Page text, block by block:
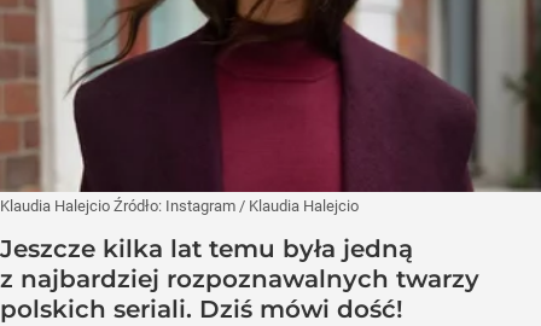
Klaudia Halejcio Źródło: Instagram / Klaudia Halejcio
Jeszcze kilka lat temu była jedną
z najbardziej rozpoznawalnych twarzy
polskich seriali. Dziś mówi dość!